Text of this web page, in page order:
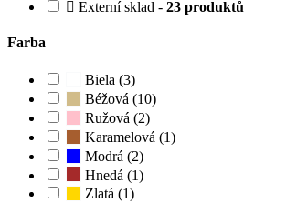
Externí sklad - 23 produktů
Farba
Biela (3)
Béžová (10)
Ružová (2)
Karamelová (1)
Modrá (2)
Hnedá (1)
Zlatá (1)